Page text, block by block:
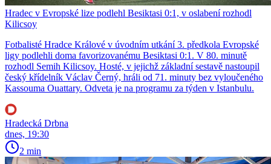
Hradec v Evropské lize podlehl Besiktasi 0:1, v oslabení rozhodl
Kilicsoy
Fotbalisté Hradce Králové v úvodním utkání 3. předkola Evropské
ligy podlehli doma favorizovanému Besiktasi 0:1. V 80. minutě
rozhodl Semih Kilicsoy. Hosté, v jejichž základní sestavě nastoupil
český křídelník Václav Černý, hráli od 71. minuty bez vyloučeného
Kassouma Ouattary. Odveta je na programu za týden v Istanbulu.
Hradecká Drbna
dnes, 19:30
2 min